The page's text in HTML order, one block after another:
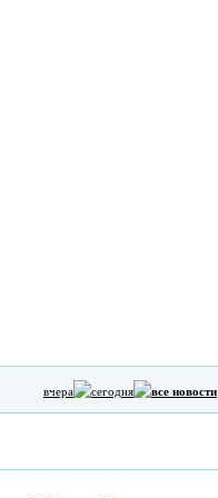
вчера сегодня все новости